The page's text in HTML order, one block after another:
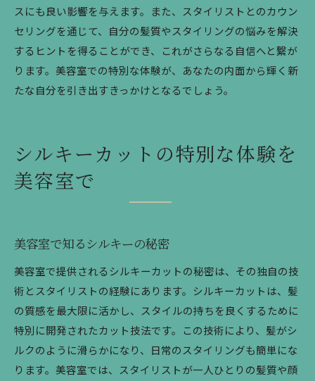
スにも良い影響を与えます。また、スタイリストとのカウン
セリングを通じて、自分の髪質やスタイリングの悩みを解決
するヒントを得ることができ、これがさらなる自信へと繋が
ります。美容室での特別な体験が、あなたの内面から輝く新
たな自分を引き出すきっかけとなるでしょう。
シルキーカットの特別な体験を
美容室で
美容室で知るシルキーの秘密
美容室で提供されるシルキーカットの秘密は、その独自の技
術とスタイリストの経験にあります。シルキーカットは、髪
の質感を最大限に活かし、スタイルの持ちを良くするために
特別に開発されたカット技法です。この技術により、髪がシ
ルクのように滑らかになり、日常のスタイリングも簡単にな
ります。美容室では、スタイリストが一人ひとりの髪質や顔